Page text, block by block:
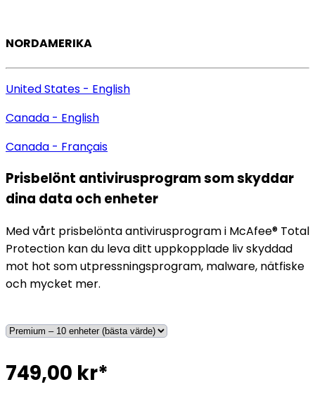
NORDAMERIKA
United States - English
Canada - English
Canada - Français
Prisbelönt antivirusprogram somskyddar
dina data och enheter
Med vårt prisbelönta antivirusprogram i McAfee® Total
Protection kan du leva ditt uppkopplade liv skyddad
mot hot som utpressningsprogram, malware, nätfiske
och mycket mer.
749,00 kr*